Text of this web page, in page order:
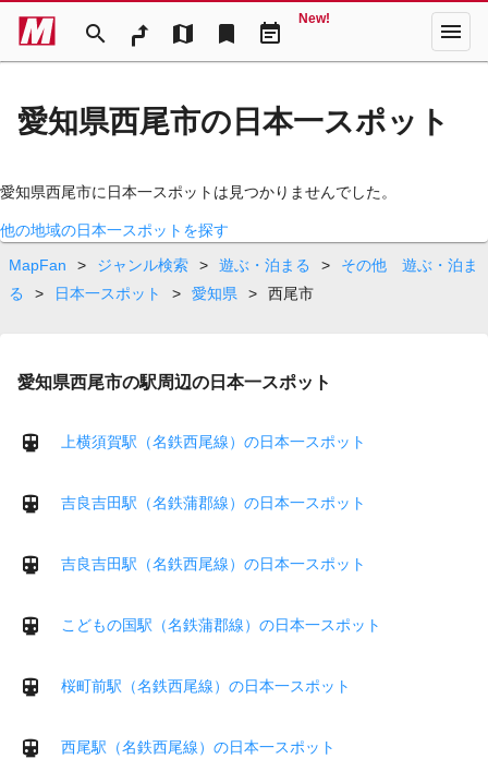
search map bookmark event_note
New! menu
愛知県西尾市の日本一スポット
愛知県西尾市に日本一スポットは見つかりませんでした。
他の地域の日本一スポットを探す
MapFan
> ジャンル検索 > 遊ぶ・泊まる >
その他 遊ぶ・泊ま
る
> 日本一スポット > 愛知県 > 西尾市
愛知県西尾市の駅周辺の日本一スポット
上横須賀駅（名鉄西尾線）の日本一スポット
吉良吉田駅（名鉄蒲郡線）の日本一スポット
吉良吉田駅（名鉄西尾線）の日本一スポット
こどもの国駅（名鉄蒲郡線）の日本一スポット
桜町前駅（名鉄西尾線）の日本一スポット
西尾駅（名鉄西尾線）の日本一スポット